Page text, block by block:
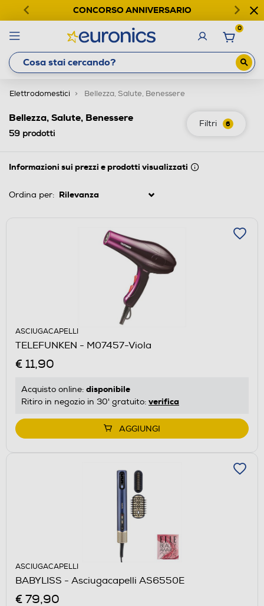
CONCORSO ANNIVERSARIO
0
Elettrodomestici Bellezza, Salute, Benessere
Filtri 6
Bellezza, Salute, Benessere
59 prodotti
Informazioni sui prezzi e prodotti visualizzati
Ordina per:
ASCIUGACAPELLI
TELEFUNKEN - M07457-Viola
€ 11,90
Acquisto online: disponibile
Ritiro in negozio in 30' gratuito: verifica
AGGIUNGI
ASCIUGACAPELLI
BABYLISS - Asciugacapelli AS6550E
€ 79,90